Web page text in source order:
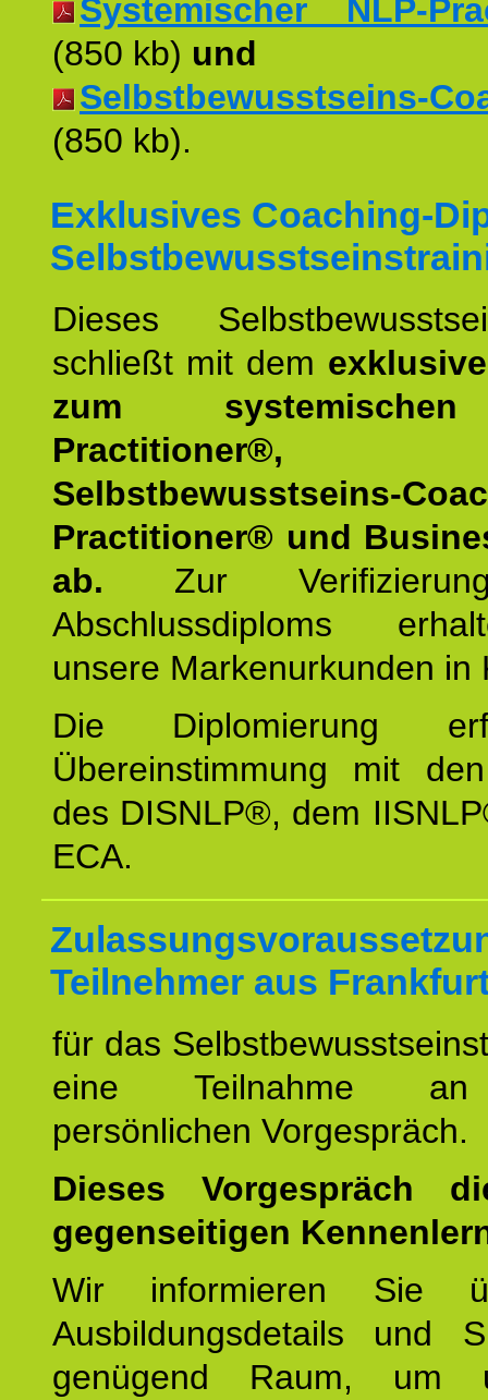
Systemischer NLP-
(850 kb) und
Selbstbewusstseins-
(850 kb).
Exklusives Coaching-
Dieses
schließt mit dem
zum
Practitioner®,
Selbstbewusstseins-
Practitioner® und
ab. Zur
Abschlussdiploms
unsere Markenurkunden in
Die Diplomierung
Übereinstimmung mit
des DISNLP®, dem
ECA.
Teilnehmer aus
für das
eine Teilnahme
persönlichen Vorgespräch.
Dieses Vorgespräch
gegenseitigen
Wir informieren Sie
Ausbildungsdetails und
genügend Raum, um